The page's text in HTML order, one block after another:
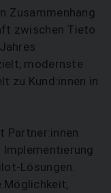
Zusammenhang
zwischen Tieto
modernste
zu Kund:innen in
Partner:innen
Lösungen.
Möglichkeit,